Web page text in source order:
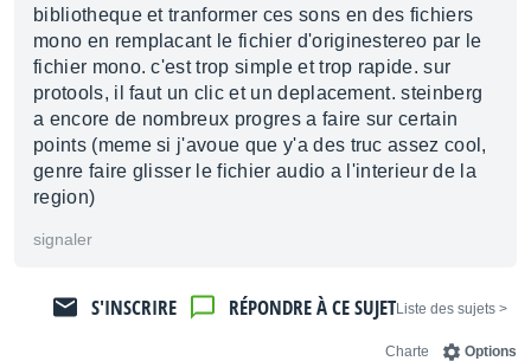
bibliotheque et tranformer ces sons en des fichiers
mono en remplacant le fichier d'originestereo par le
fichier mono. c'est trop simple et trop rapide. sur
protools, il faut un clic et un deplacement. steinberg
a encore de nombreux progres a faire sur certain
points (meme si j'avoue que y'a des truc assez cool,
genre faire glisser le fichier audio a l'interieur de la
region)
signaler
< Liste des sujets
RÉPONDRE À CE SUJET
S'INSCRIRE
Options
Charte